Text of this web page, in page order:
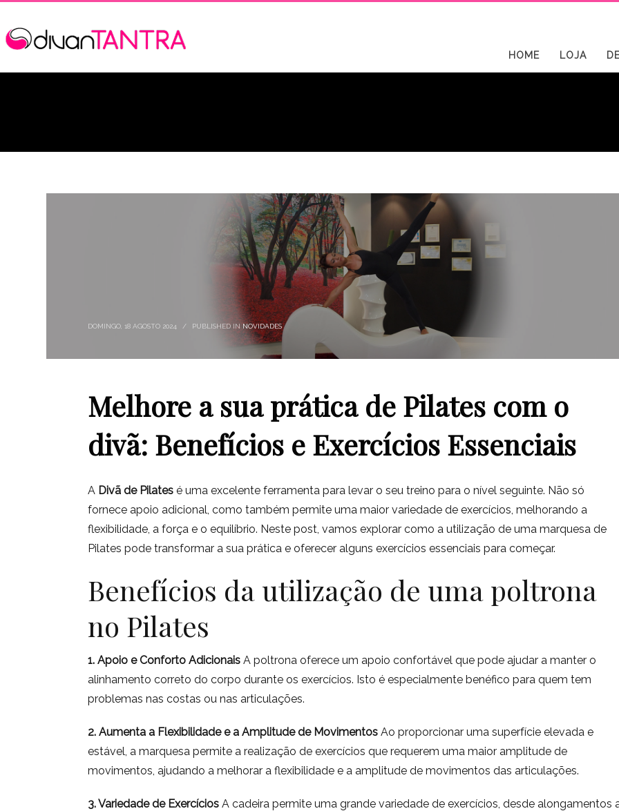
HOME LOJA
DOMINGO, 18 AGOSTO 2024 / PUBLISHED INNOVIDADES
Melhore a sua prática de Pilates com o
divã: Benefícios e Exercícios Essenciais
A Divã de Pilates é uma excelente ferramenta para levar o seu treino para o nível seguinte. Não só
fornece apoio adicional, como também permite uma maior variedade de exercícios, melhorando a
flexibilidade, a força e o equilíbrio. Neste post, vamos explorar como a utilização de uma marquesa de
Pilates pode transformar a sua prática e oferecer alguns exercícios essenciais para começar.
Benefícios da utilização de uma poltrona
no Pilates
1. Apoio e Conforto Adicionais A poltrona oferece um apoio confortável que pode ajudar a manter o
alinhamento correto do corpo durante os exercícios. Isto é especialmente benéfico para quem tem
problemas nas costas ou nas articulações.
2. Aumenta a Flexibilidade e a Amplitude de Movimentos Ao proporcionar uma superfície elevada e
estável, a marquesa permite a realização de exercícios que requerem uma maior amplitude de
movimentos, ajudando a melhorar a flexibilidade e a amplitude de movimentos das articulações.
3. Variedade de Exercícios A cadeira permite uma grande variedade de exercícios, desde alongamentos